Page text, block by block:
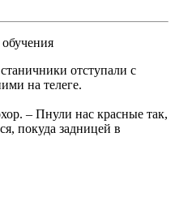
отступали с
на телеге.
– Пнули нас красные так,
покуда задницей в